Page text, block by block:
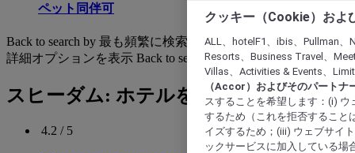
ペット同伴可
Back to search by 最も頻繁に検索されています
詳細オプションを表示 Back to search by categories
スヒーダム: ホテルを検索する
クッキー（Cookie）およ
ALL、hotelF1、ibis、Pullman
Resorts、Business Travel、
Villas、Activities & Events、
（Accor）およびそのパートナ
スすることを希望します：(i)
するため（これを拒否すること
イズするため；(iii) ウェブサイ
ックサービスに加入している場